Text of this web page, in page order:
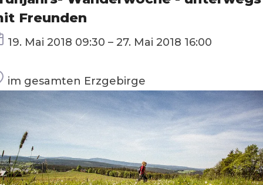
Freunden
Termin
19. Mai 2018 09:30 – 27. Mai 2018 16:00
Ort
im gesamten Erzgebirge